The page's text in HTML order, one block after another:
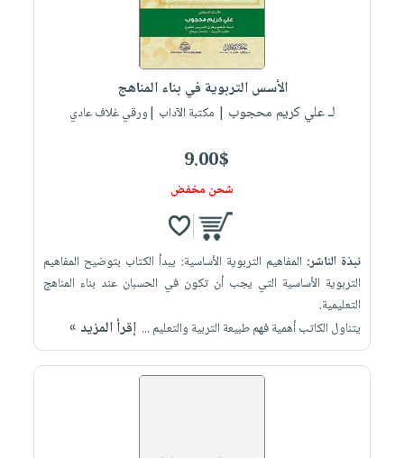
الأسس التربوية في بناء المناهج
لـ علي كريم محجوب | مكتبة الآداب |ورقي غلاف عادي
9.00$
شحن مخفض
نبذة الناشر: المفاهيم التربوية الأساسية: يبدأ الكتاب بتوضيح المفاهيم
التربوية الأساسية التي يجب أن تكون في الحسبان عند بناء المناهج
التعليمية.
يتناول الكاتب أهمية فهم طبيعة التربية والتعليم ... إقرأ المزيد »